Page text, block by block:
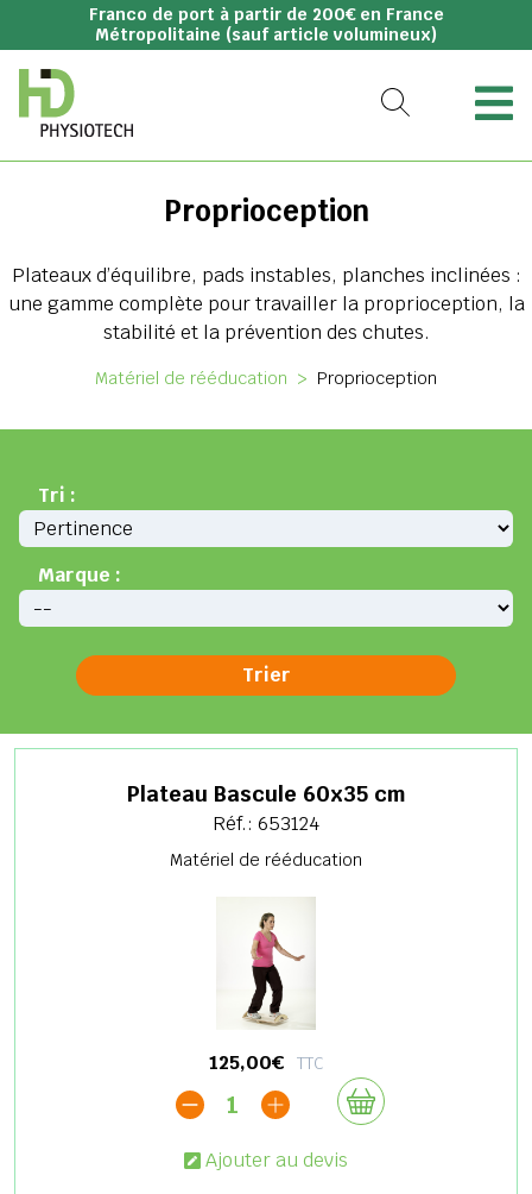
Franco de port à partir de 200€ en France
Métropolitaine (sauf article volumineux)
Proprioception
Plateaux d’équilibre, pads instables, planches inclinées :
une gamme complète pour travailler la proprioception, la
stabilité et la prévention des chutes.
Matériel de rééducation > Proprioception
Tri :
Marque :
Plateau Bascule 60x35 cm
Réf.: 653124
Matériel de rééducation
125,00€ TTC
1
Ajouter au devis